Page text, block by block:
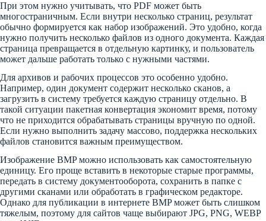
При этом нужно учитывать, что PDF может быть
многостраничным. Если внутри несколько страниц, результат
обычно формируется как набор изображений. Это удобно, когда
нужно получить несколько файлов из одного документа. Каждая
страница превращается в отдельную картинку, и пользователь
может дальше работать только с нужными частями.
Для архивов и рабочих процессов это особенно удобно.
Например, один документ содержит несколько сканов, а
загрузить в систему требуется каждую страницу отдельно. В
такой ситуации пакетная конвертация экономит время, потому
что не приходится обрабатывать страницы вручную по одной.
Если нужно выполнить задачу массово, поддержка нескольких
файлов становится важным преимуществом.
Изображение BMP можно использовать как самостоятельную
единицу. Его проще вставить в некоторые старые программы,
передать в систему документооборота, сохранить в папке с
другими сканами или обработать в графическом редакторе.
Однако для публикации в интернете BMP может быть слишком
тяжелым, поэтому для сайтов чаще выбирают JPG, PNG, WEBP